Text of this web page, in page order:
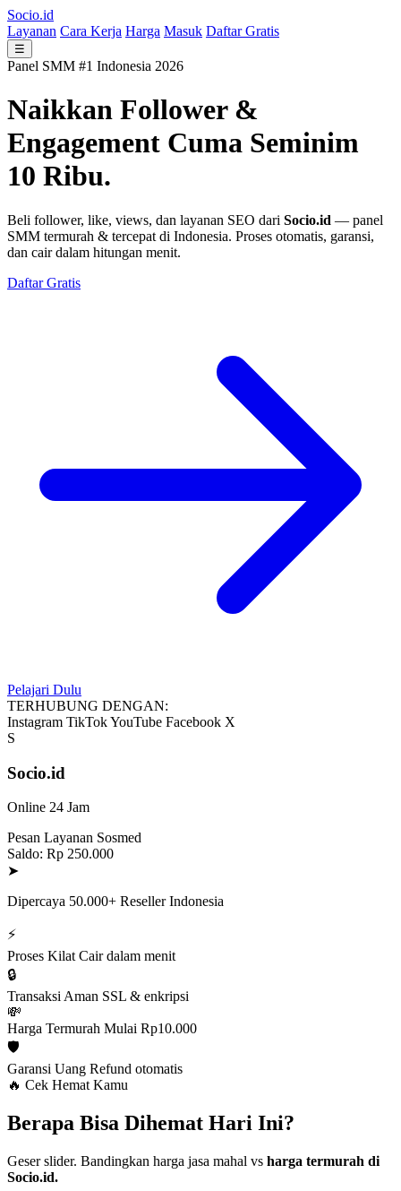
Socio.id
Layanan Cara Kerja Harga Masuk Daftar Gratis
☰
Panel SMM #1 Indonesia 2026
Naikkan Follower &
Engagement Cuma Seminim
10 Ribu.
Beli follower, like, views, dan layanan SEO dari Socio.id — panel
SMM termurah & tercepat di Indonesia. Proses otomatis, garansi,
dan cair dalam hitungan menit.
Daftar Gratis
Pelajari Dulu
TERHUBUNG DENGAN:
Instagram TikTokYouTube Facebook X
S
Socio.id
Online 24 Jam
Pesan Layanan Sosmed
Saldo: Rp 250.000
➤
Dipercaya 50.000+ Reseller Indonesia
⚡
Proses Kilat Cair dalam menit
🔒
Transaksi Aman SSL & enkripsi
💸
Harga Termurah Mulai Rp10.000
🛡️
Garansi Uang Refund otomatis
🔥 Cek Hemat Kamu
Berapa Bisa Dihemat Hari Ini?
Geser slider. Bandingkan harga jasa mahal vs harga termurah di
Socio.id.